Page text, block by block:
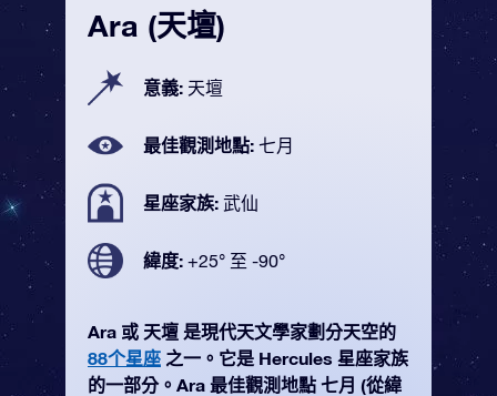
Ara (天壇)
意義: 天壇
最佳觀測地點: 七月
星座家族: 武仙
緯度: +25° 至 -90°
Ara 或 天壇 是現代天文學家劃分天空的
88个星座 之一。它是 Hercules 星座家族
的一部分。Ara 最佳觀測地點 七月 (從緯